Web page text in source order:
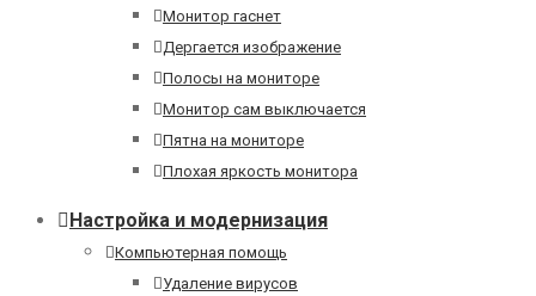
Монитор гаснет
Дергается изображение
Полосы на мониторе
Монитор сам выключается
Пятна на мониторе
Плохая яркость монитора
Настройка и модернизация
Компьютерная помощь
Удаление вирусов